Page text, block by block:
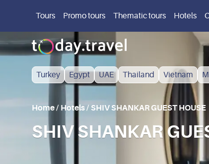
Tours Promo tours Thematic tours Hotels
Turkey Egypt UAE Thailand Vietnam
Home/ Hotels/ SHIV SHANKAR GUEST HOUSE
SHIV SHANKAR